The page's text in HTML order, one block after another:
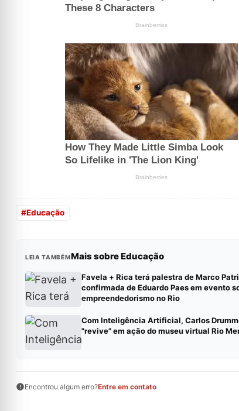
#Educação
LEIA TAMBÉMMais sobre Educação
Favela + Rica terá palestra de Marco
confirmada de Eduardo Paes em evento
empreendedorismo no Rio
Com Inteligência Artificial, Carlos
"revive" em ação do museu virtual Rio
Encontrou algum erro?Entre em contato